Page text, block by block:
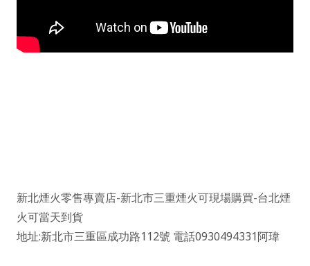
新北煙火零售專賣店-新北市三重煙火可現場購買-台北煙
火可當天到貨
地址:新北市三重區成功路112號 電話0930494331阿瑋